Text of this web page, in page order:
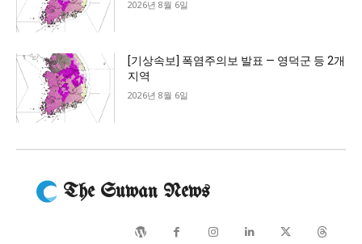
2026년 8월 6일
[기상속보] 폭염주의보 발표 — 영덕군 등 2개
지역
2026년 8월 6일
The Suwan News